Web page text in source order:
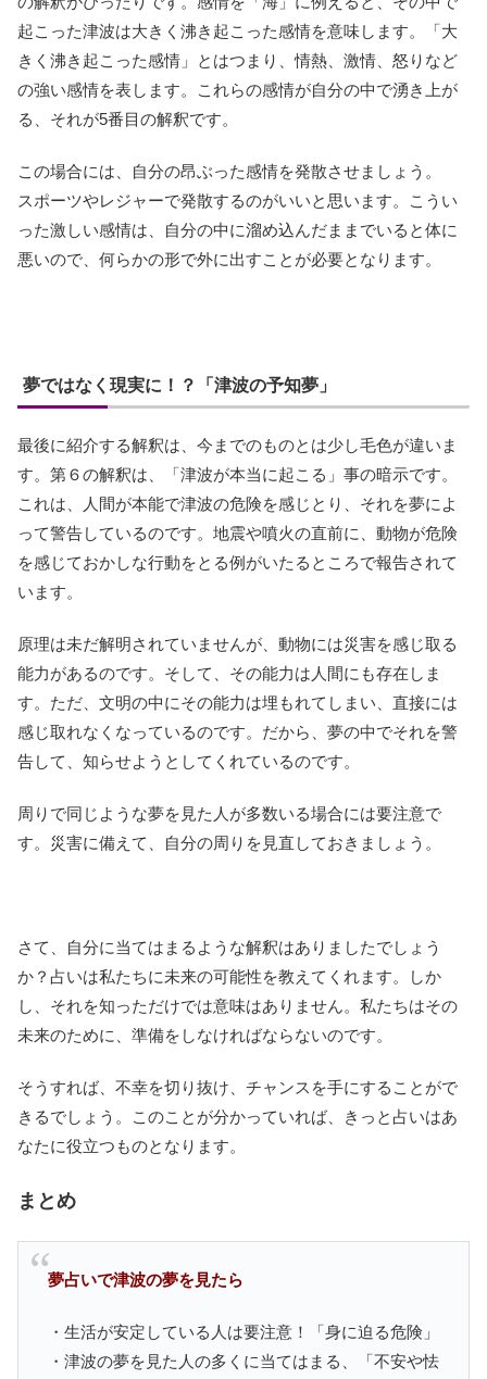
起こった津波は大きく沸き起こった感情を意味します。「大
きく沸き起こった感情」とはつまり、情熱、激情、怒りなど
の強い感情を表します。これらの感情が自分の中で湧き上が
る、それが5番目の解釈です。
この場合には、自分の昂ぶった感情を発散させましょう。
スポーツやレジャーで発散するのがいいと思います。こうい
った激しい感情は、自分の中に溜め込んだままでいると体に
悪いので、何らかの形で外に出すことが必要となります。
夢ではなく現実に！？「津波の予知夢」
最後に紹介する解釈は、今までのものとは少し毛色が違いま
す。第６の解釈は、「津波が本当に起こる」事の暗示です。
これは、人間が本能で津波の危険を感じとり、それを夢によ
って警告しているのです。地震や噴火の直前に、動物が危険
を感じておかしな行動をとる例がいたるところで報告されて
います。
原理は未だ解明されていませんが、動物には災害を感じ取る
能力があるのです。そして、その能力は人間にも存在しま
す。ただ、文明の中にその能力は埋もれてしまい、直接には
感じ取れなくなっているのです。だから、夢の中でそれを警
告して、知らせようとしてくれているのです。
周りで同じような夢を見た人が多数いる場合には要注意で
す。災害に備えて、自分の周りを見直しておきましょう。
さて、自分に当てはまるような解釈はありましたでしょう
か？占いは私たちに未来の可能性を教えてくれます。しか
し、それを知っただけでは意味はありません。私たちはその
未来のために、準備をしなければならないのです。
そうすれば、不幸を切り抜け、チャンスを手にすることがで
きるでしょう。このことが分かっていれば、きっと占いはあ
なたに役立つものとなります。
まとめ
夢占いで津波の夢を見たら
・生活が安定している人は要注意！「身に迫る危険」
・津波の夢を見た人の多くに当てはまる、「不安や怯